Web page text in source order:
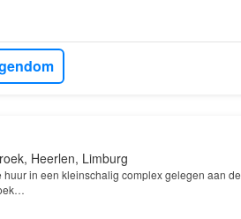
Heerlen, Limburg
in een kleinschalig complex gelegen aan de